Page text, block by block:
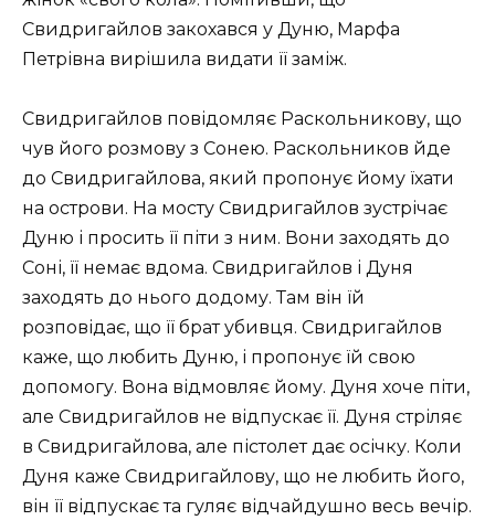
Свидригайлов закохався у Дуню, Марфа
Петрівна вирішила видати її заміж.
Свидригайлов повідомляє Раскольникову, що
чув його розмову з Сонею. Раскольников йде
до Свидригайлова, який пропонує йому їхати
на острови. На мосту Свидригайлов зустрічає
Дуню і просить її піти з ним. Вони заходять до
Соні, її немає вдома. Свидригайлов і Дуня
заходять до нього додому. Там він їй
розповідає, що її брат убивця. Свидригайлов
каже, що любить Дуню, і пропонує їй свою
допомогу. Вона відмовляє йому. Дуня хоче піти,
але Свидригайлов не відпускає її. Дуня стріляє
в Свидригайлова, але пістолет дає осічку. Коли
Дуня каже Свидригайлову, що не любить його,
він її відпускає та гуляє відчайдушно весь вечір.